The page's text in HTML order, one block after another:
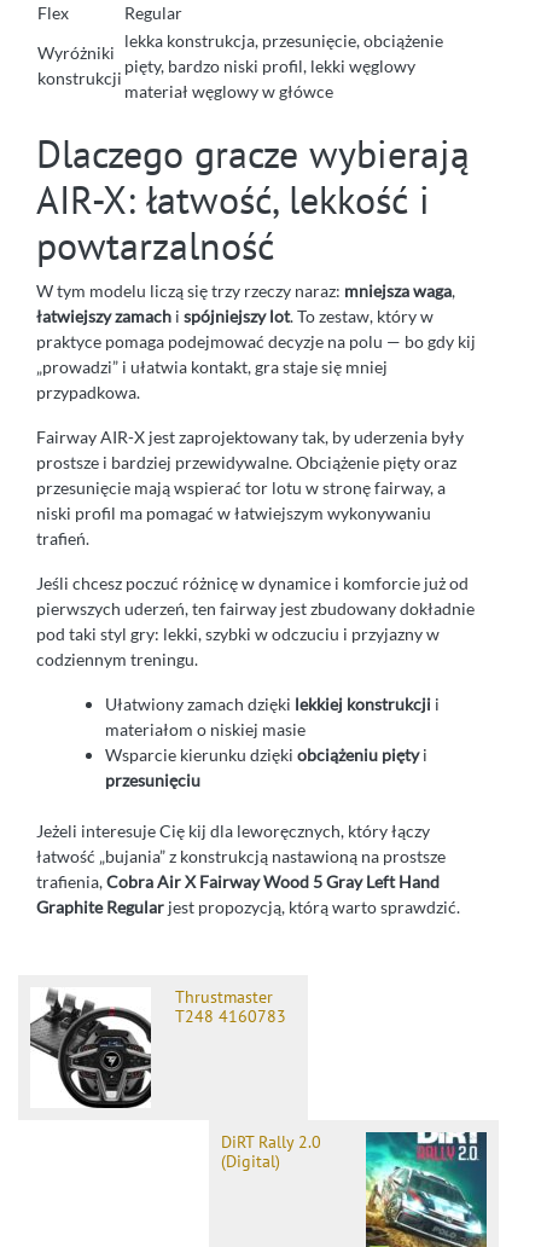
Flex
Regular
Wyróżniki
konstrukcji
lekka konstrukcja, przesunięcie, obciążenie
pięty, bardzo niski profil, lekki węglowy
materiał węglowy w główce
Dlaczego gracze wybierają
AIR-X: łatwość, lekkość i
powtarzalność
W tym modelu liczą się trzy rzeczy naraz: mniejsza waga,
łatwiejszy zamach i spójniejszy lot. To zestaw, który w
praktyce pomaga podejmować decyzje na polu — bo gdy kij
„prowadzi” i ułatwia kontakt, gra staje się mniej
przypadkowa.
Fairway AIR-X jest zaprojektowany tak, by uderzenia były
prostsze i bardziej przewidywalne. Obciążenie pięty oraz
przesunięcie mają wspierać tor lotu w stronę fairway, a
niski profil ma pomagać w łatwiejszym wykonywaniu
trafień.
Jeśli chcesz poczuć różnicę w dynamice i komforcie już od
pierwszych uderzeń, ten fairway jest zbudowany dokładnie
pod taki styl gry: lekki, szybki w odczuciu i przyjazny w
codziennym treningu.
Ułatwiony zamach dzięki lekkiej konstrukcji i
materiałom o niskiej masie
Wsparcie kierunku dzięki obciążeniu piętyi
przesunięciu
Jeżeli interesuje Cię kij dla leworęcznych, który łączy
łatwość „bujania” z konstrukcją nastawioną na prostsze
trafienia,Cobra Air X Fairway Wood 5 Gray Left Hand
Graphite Regular jest propozycją, którą warto sprawdzić.
Thrustmaster
T248 4160783
DiRT Rally 2.0
(Digital)